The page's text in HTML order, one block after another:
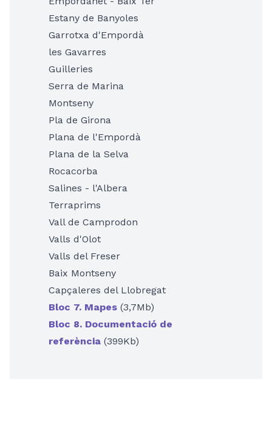
Estany de Banyoles
Garrotxa d'Empordà
les Gavarres
Guilleries
Serra de Marina
Montseny
Pla de Girona
Plana de l'Empordà
Plana de la Selva
Rocacorba
Salines - l'Albera
Terraprims
Vall de Camprodon
Valls d'Olot
Valls del Freser
Baix Montseny
Capçaleres del Llobregat
Bloc 7. Mapes (3,7Mb)
Bloc 8. Documentació de
referència (399Kb)